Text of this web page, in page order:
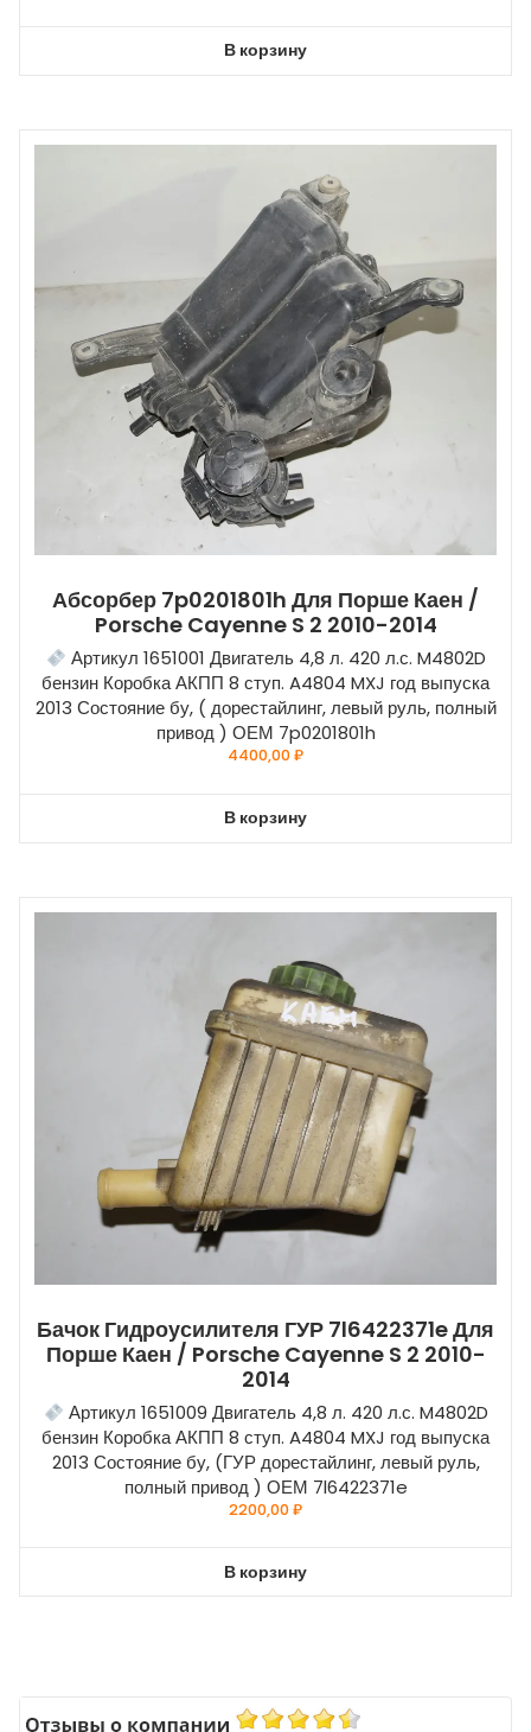
В корзину
Абсорбер 7p0201801h Для Порше Каен /
Porsche Cayenne S 2 2010-2014
Артикул 1651001 Двигатель 4,8 л. 420 л.с. M4802D
бензин Коробка АКПП 8 ступ. A4804 MXJ год выпуска
2013 Состояние бу, ( дорестайлинг, левый руль, полный
привод ) ОЕМ 7p0201801h
4400,00₽
В корзину
Бачок Гидроусилителя ГУР 7l6422371e Для
Порше Каен / Porsche Cayenne S 2 2010-
2014
Артикул 1651009 Двигатель 4,8 л. 420 л.с. M4802D
бензин Коробка АКПП 8 ступ. A4804 MXJ год выпуска
2013 Состояние бу, (ГУР дорестайлинг, левый руль,
полный привод ) ОЕМ 7l6422371e
2200,00₽
В корзину